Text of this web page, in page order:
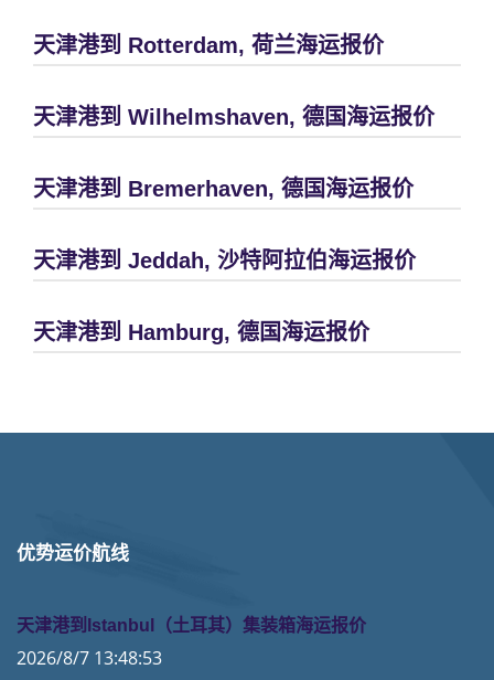
天津港到 Rotterdam, 荷兰海运报价
天津港到 Wilhelmshaven, 德国海运报价
天津港到 Bremerhaven, 德国海运报价
天津港到 Jeddah, 沙特阿拉伯海运报价
天津港到 Hamburg, 德国海运报价
优势运价航线
天津港到Istanbul（土耳其）集装箱海运报价
2026/8/7 13:48:53